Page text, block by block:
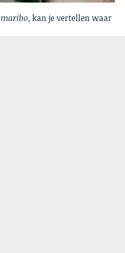
, kan je vertellen waar